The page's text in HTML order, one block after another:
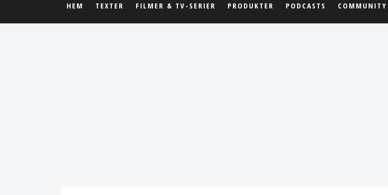
HEM TEXTER FILMER & TV-SERIER PRODUKTER PODCASTS COMMUNITY